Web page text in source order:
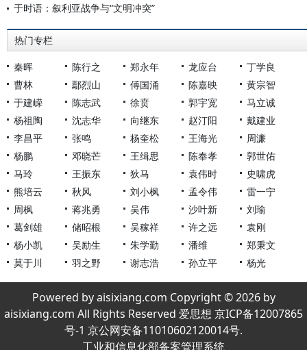
于时语：叙利亚战争与“文明冲突”
热门专栏
秦晖 陈行之 郑永年 龙应台
丁学良
曹林
鄢烈山 傅国涌 陈嘉映
黄宗智
于建嵘
陈志武 徐贲 郭宇宽
马立诚
杨祖陶
沈志华 向继东 赵汀阳
戴建业
李昌平
张鸣 杨奎松 王海光
周濂
杨鹏
邓晓芒 王缉思 陈奉孝
郭世佑
马玲
王振东 狄马 袁伟时
史啸虎
熊培云
秋风 刘小枫 孟令伟
雷一宁
周枫
蒋兆勇 吴伟 沙叶新
刘瑜
葛剑雄
储昭根 吴稼祥 许之远
袁刚
杨小凯
吴励生 朱学勤 潘维
郑秉文
莫于川
羽之野 谢志浩 孙立平 杨光
Powered by aisixiang.com Copyright © 2026 by
aisixiang.com All Rights Reserved 爱思想 京ICP备12007865
号-1 京公网安备11010602120014号.
工业和信息化部备案管理系统